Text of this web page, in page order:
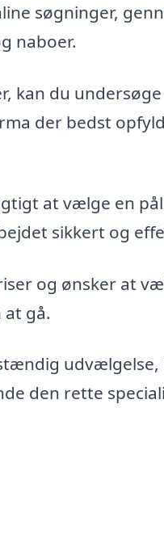
søgninger,
naboer.
kan du
der bedst
at vælge en
sikkert og
og ønsker at
gå.
udvælgelse,
den rette